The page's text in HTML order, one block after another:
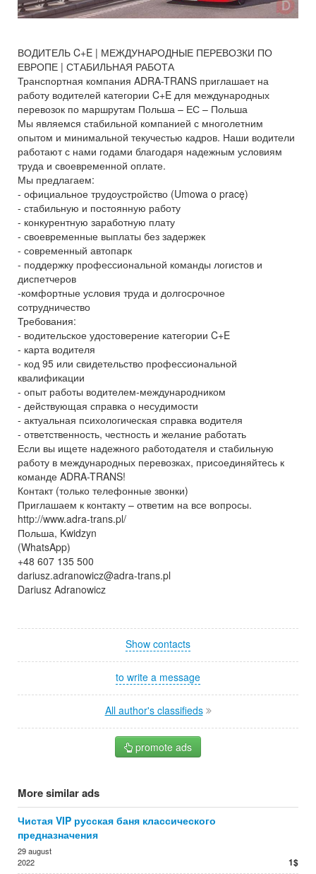
ВОДИТЕЛЬ C+E | МЕЖДУНАРОДНЫЕ ПЕРЕВОЗКИ ПО
ЕВРОПЕ | СТАБИЛЬНАЯ РАБОТА
Транспортная компания ADRA-TRANS приглашает на
работу водителей категории C+E для международных
перевозок по маршрутам Польша – ЕС – Польша
Мы являемся стабильной компанией с многолетним
опытом и минимальной текучестью кадров. Наши водители
работают с нами годами благодаря надежным условиям
труда и своевременной оплате.
Мы предлагаем:
- официальное трудоустройство (Umowa o pracę)
- стабильную и постоянную работу
- конкурентную заработную плату
- своевременные выплаты без задержек
- современный автопарк
- поддержку профессиональной команды логистов и
диспетчеров
-комфортные условия труда и долгосрочное
сотрудничество
Требования:
- водительское удостоверение категории C+E
- карта водителя
- код 95 или свидетельство профессиональной
квалификации
- опыт работы водителем-международником
- действующая справка о несудимости
- актуальная психологическая справка водителя
- ответственность, честность и желание работать
Если вы ищете надежного работодателя и стабильную
работу в международных перевозках, присоединяйтесь к
команде ADRA-TRANS!
Контакт (только телефонные звонки)
Приглашаем к контакту – ответим на все вопросы.
http://www.adra-trans.pl/
Польша, Kwidzyn
(WhatsApp)
+48 607 135 500
dariusz.adranowicz@adra-trans.pl
Dariusz Adranowicz
Show contacts
to write a message
All author's classifieds
promote ads
More similar ads
Чистая VIP русская баня классического
предназначения
29 august
2022
1$